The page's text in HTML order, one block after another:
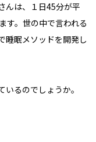
んは、１日45分が平
す。世の中で言われる
睡眠メソッドを開発し
るのでしょうか。